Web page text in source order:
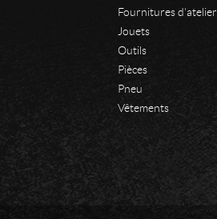
Fournitures d'atelier
Jouets
Outils
Pièces
Pneu
Vêtements